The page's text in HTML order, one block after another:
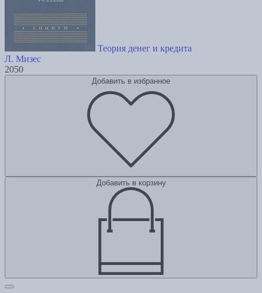
Теория денег и кредита
Л. Мизес
2050
Добавить в избранное
Добавить в корзину